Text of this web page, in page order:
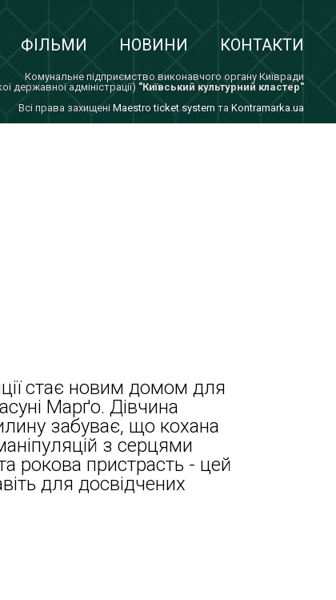
ФІЛЬМИ НОВИНИ КОНТАКТИ
Комунальне підприємство виконавчого органу Київради
державної адміністрації) "Київський культурний кластер"
Всi права захищенi Maestro ticket system та Kontramarka.ua
стає новим домом для
Марґо. Дівчина
забуває, що кохана
з серцями
рокова пристрасть - цей
для досвідчених